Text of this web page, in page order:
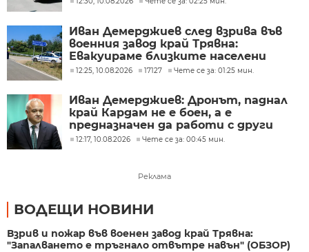
Иван Демерджиев след взрива във
военния завод край Трявна:
Евакуираме близките населени
места
12:25, 10.08.2026 17127 Чете се за: 01:25 мин.
Иван Демерджиев: Дронът, паднал
край Кардам не е боен, а е
предназначен да работи с други
дронове
12:17, 10.08.2026 Чете се за: 00:45 мин.
Реклама
ВОДЕЩИ НОВИНИ
Взрив и пожар във военен завод край Трявна:
"Запалването е тръгнало отвътре навън" (ОБЗОР)